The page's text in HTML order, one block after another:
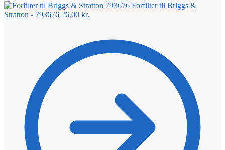
Forfilter til Briggs &
Stratton - 793676 26,00 kr.